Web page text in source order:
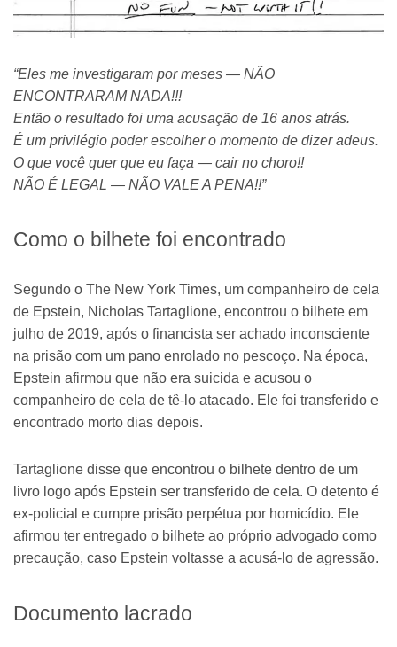
“Eles me investigaram por meses — NÃO
ENCONTRARAM NADA!!!
Então o resultado foi uma acusação de 16 anos atrás.
É um privilégio poder escolher o momento de dizer adeus.
O que você quer que eu faça — cair no choro!!
NÃO É LEGAL — NÃO VALE A PENA!!”
Como o bilhete foi encontrado
Segundo o The New York Times, um companheiro de cela
de Epstein, Nicholas Tartaglione, encontrou o bilhete em
julho de 2019, após o financista ser achado inconsciente
na prisão com um pano enrolado no pescoço. Na época,
Epstein afirmou que não era suicida e acusou o
companheiro de cela de tê-lo atacado. Ele foi transferido e
encontrado morto dias depois.
Tartaglione disse que encontrou o bilhete dentro de um
livro logo após Epstein ser transferido de cela. O detento é
ex-policial e cumpre prisão perpétua por homicídio. Ele
afirmou ter entregado o bilhete ao próprio advogado como
precaução, caso Epstein voltasse a acusá-lo de agressão.
Documento lacrado